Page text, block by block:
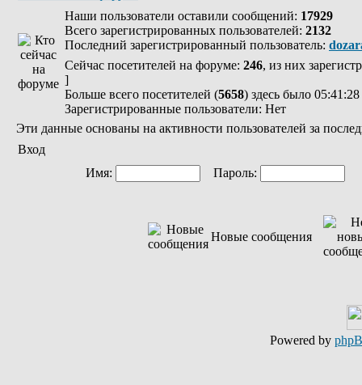
Наши пользователи оставили сообщений: 17929
Всего зарегистрированных пользователей: 2132
Последний зарегистрированный пользователь:
Сейчас посетителей на форуме: 246, из них
]
Больше всего посетителей (5658) здесь было
Зарегистрированные пользователи: Нет
Эти данные основаны на активности пользователей за
Вход
Имя:
Пароль:
Новые сообщения
Powered by